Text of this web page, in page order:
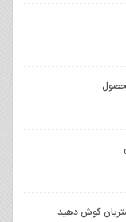
گوش دهید